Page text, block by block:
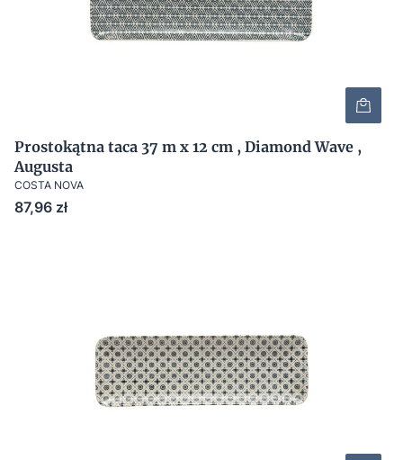
Prostokątna taca 37 m x 12 cm , Diamond Wave ,
Augusta
COSTA NOVA
Cena
87,96 zł